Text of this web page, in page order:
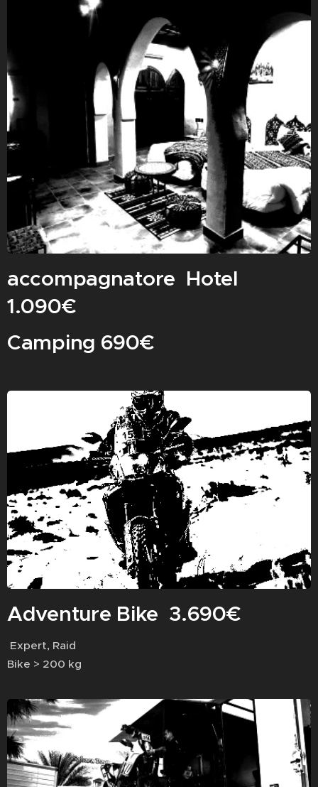
accompagnatore Hotel
1.090€
Camping 690€
Adventure Bike 3.690€
Expert, Raid
Bike > 200 kg